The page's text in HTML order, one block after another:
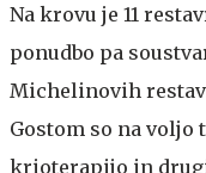
Na krovu je 11
ponudbo pa
Michelinovih
Gostom so na voljo
krioterapijo in